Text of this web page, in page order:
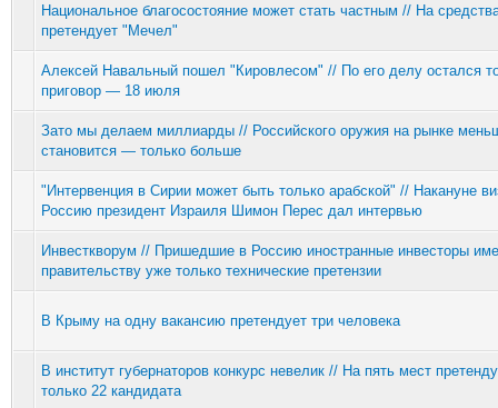
Национальное благосостояние может стать частным // На
претендует "Мечел"
Алексей Навальный пошел "Кировлесом" // По его делу остался
приговор — 18 июля
Зато мы делаем миллиарды // Российского оружия на рынке
становится — только больше
"Интервенция в Сирии может быть только арабской" // Накануне
Россию президент Израиля Шимон Перес дал интервью
Инвесткворум // Пришедшие в Россию иностранные инвесторы
правительству уже только технические претензии
В Крыму на одну вакансию претендует три человека
В институт губернаторов конкурс невелик // На пять мест
только 22 кандидата